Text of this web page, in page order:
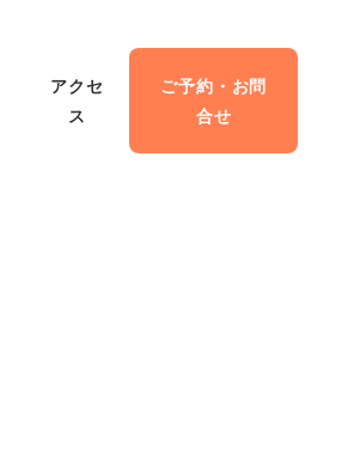
アクセ
ス
ご予約・お問
合せ